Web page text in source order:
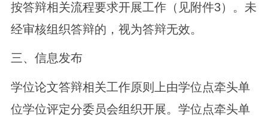
按答辩相关流程要求开展工作（见附件3）。未
经审核组织答辩的，视为答辩无效。
三、信息发布
学位论文答辩相关工作原则上由学位点牵头单
位学位评定分委员会组织开展。学位点牵头单